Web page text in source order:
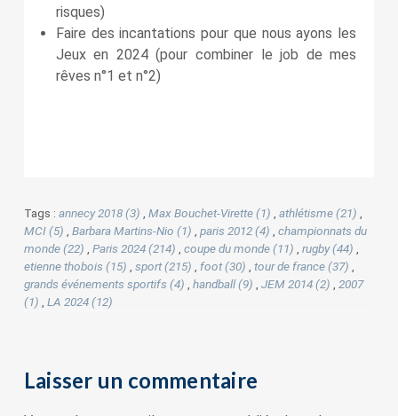
risques)
Faire des incantations pour que nous ayons les
Jeux en 2024 (pour combiner le job de mes
rêves n°1 et n°2)
Tags : annecy 2018 (3) Max Bouchet-Virette (1) athlétisme (21)
MCI (5)
Barbara Martins-Nio (1) paris 2012 (4)
championnats du
monde (22)
Paris 2024 (214) coupe du monde (11) rugby (44)
etienne thobois (15)
sport (215) foot (30) tour de france (37)
grands événements sportifs (4)
handball (9) JEM 2014 (2)
2007
(1)
LA 2024 (12)
Laisser un commentaire